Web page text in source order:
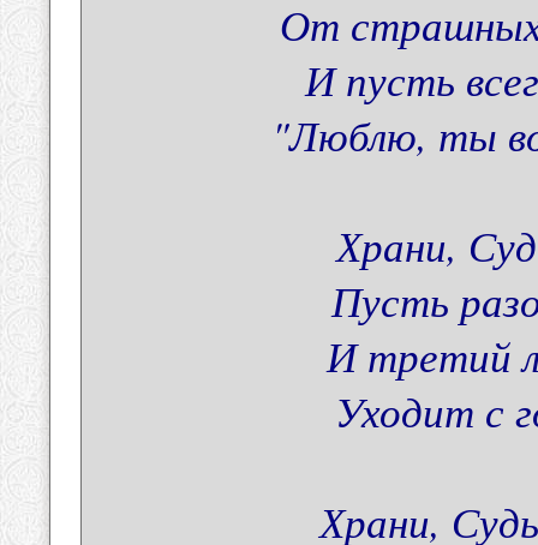
От страшных
И пусть
"Люблю, ты
Храни,
Пусть
И третий
Уходит с
Храни,